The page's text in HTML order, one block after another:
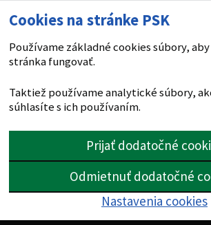
Cookies na stránke PSK
Používame základné cookies súbory,
stránka fungovať.
Taktiež používame analytické súbory,
súhlasíte s ich používaním.
Prijať dodatočné
Odmietnuť dodatočné
Nastavenia cookies